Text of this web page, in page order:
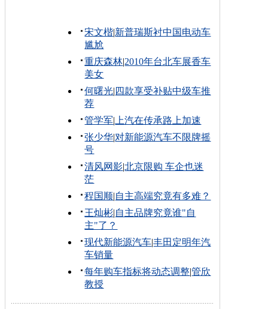
宋文楷|新普瑞斯衬中国电动车
尴尬
重庆森林|2010年台北车展香车
美女
何曙光| 四款享受补贴中级车推
荐
管学军| 上汽在传承路上加速
张少华|对新能源汽车不限牌摇
号
清风网影|北京限购 车企也迷
茫
程国顺|自主高端究竟有多难？
王灿彬|自主品牌究竟谁"自
主"了？
现代新能源汽车|丰田定明年汽
车销量
每年购车指标将动态调整|管欣
教授